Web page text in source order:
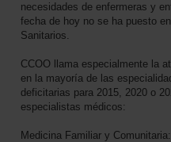
necesidades de enfermeras y
fecha de hoy no se ha puesto
Sanitarios.
CCOO llama especialmente la
en la mayoría de las
deficitarias para 2015, 2020 o
especialistas médicos:
Medicina Familiar y